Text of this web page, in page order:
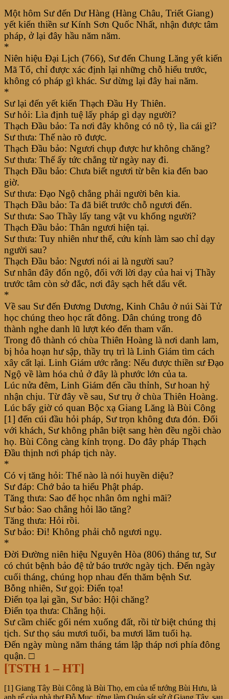
Một hôm Sư đến Dư Hàng (Hàng Châu, Triết Giang)
yết kiến thiền sư Kính Sơn Quốc Nhất, nhận được tâm
pháp, ở lại đây hầu năm năm.
*
Niên hiệu Đại Lịch (766), Sư đến Chung Lăng yết kiến
Mã Tổ, chỉ được xác định lại những chỗ hiểu trước,
không có pháp gì khác. Sư dừng lại đây hai năm.
*
Sư lại đến yết kiến Thạch Đầu Hy Thiên.
Sư hỏi: Lìa định tuệ lấy pháp gì dạy người?
Thạch Đầu bảo: Ta nơi đây không có nô tỳ, lìa cái gì?
Sư thưa: Thế nào rõ được.
Thạch Đầu bảo: Ngươi chụp được hư không chăng?
Sư thưa: Thế ấy tức chẳng từ ngày nay đi.
Thạch Đầu bảo: Chưa biết ngươi từ bên kia đến bao
giờ.
Sư thưa: Đạo Ngộ chẳng phải người bên kia.
Thạch Đầu bảo: Ta đã biết trước chỗ ngươi đến.
Sư thưa: Sao Thầy lấy tang vật vu khống người?
Thạch Đầu bảo: Thân ngươi hiện tại.
Sư thưa: Tuy nhiên như thế, cứu kính làm sao chỉ dạy
người sau?
Thạch Đầu bảo: Ngươi nói ai là người sau?
Sư nhân đây đốn ngộ, đối với lời dạy của hai vị Thầy
trước tâm còn sở đắc, nơi đây sạch hết dấu vết.
*
Về sau Sư đến Đương Dương, Kinh Châu ở núi Sài Tử
học chúng theo học rất đông. Dân chúng trong đô
thành nghe danh lũ lượt kéo đến tham vấn.
Trong đô thành có chùa Thiên Hoàng là nơi danh lam,
bị hỏa hoạn hư sập, thầy trụ trì là Linh Giám tìm cách
xây cất lại. Linh Giám ước rằng: Nếu được thiền sư Đạo
Ngộ về làm hóa chủ ở đây là phước lớn của ta.
Lúc nửa đêm, Linh Giám đến cầu thỉnh, Sư hoan hỷ
nhận chịu. Từ đây về sau, Sư trụ ở chùa Thiên Hoàng.
Lúc bấy giờ có quan Bộc xạ Giang Lăng là Bùi Công
[1] đến cúi đầu hỏi pháp, Sư trọn không đưa đón. Đối
với khách, Sư không phân biệt sang hèn đều ngồi chào
họ. Bùi Công càng kính trọng. Do đây pháp Thạch
Đầu thịnh nơi pháp tịch này.
*
Có vị tăng hỏi: Thế nào là nói huyền diệu?
Sư đáp: Chớ bảo ta hiểu Phật pháp.
Tăng thưa: Sao để học nhân ôm nghi mãi?
Sư bảo: Sao chẳng hỏi lão tăng?
Tăng thưa: Hỏi rồi.
Sư bảo: Đi! Không phải chỗ ngươi ngụ.
*
Đời Đường niên hiệu Nguyên Hòa (806) tháng tư, Sư
có chút bệnh bảo đệ tử báo trước ngày tịch. Đến ngày
cuối tháng, chúng họp nhau đến thăm bệnh Sư.
Bỗng nhiên, Sư gọi: Điển tọa!
Điển tọa lại gần, Sư bảo: Hội chăng?
Điển tọa thưa: Chẳng hội.
Sư cầm chiếc gối ném xuống đất, rồi từ biệt chúng thị
tịch. Sư thọ sáu mươi tuổi, ba mươi lăm tuổi hạ.
Đến ngày mùng năm tháng tám lập tháp nơi phía đông
quận. □
[TSTH 1 – HT]
[1] Giang Tây Bùi Công là Bùi Thọ, em của tể tướng Bùi Hưu, là